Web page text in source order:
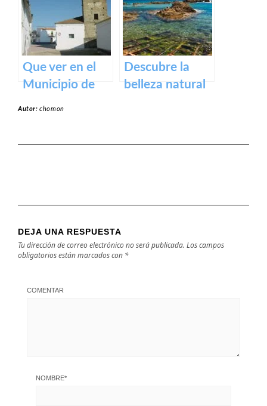
y actividades al
aire libre
Que ver en el
Municipio de
Descubre la
belleza natural
Autor:chomon
DEJA UNA RESPUESTA
Tu dirección de correo electrónico no será publicada. Los campos
obligatorios están marcados con *
COMENTAR
NOMBRE*